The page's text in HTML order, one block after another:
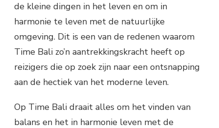
de kleine dingen in het leven en om in
harmonie te leven met de natuurlijke
omgeving. Dit is een van de redenen waarom
Time Bali zo’n aantrekkingskracht heeft op
reizigers die op zoek zijn naar een ontsnapping
aan de hectiek van het moderne leven.
Op Time Bali draait alles om het vinden van
balans en het in harmonie leven met de